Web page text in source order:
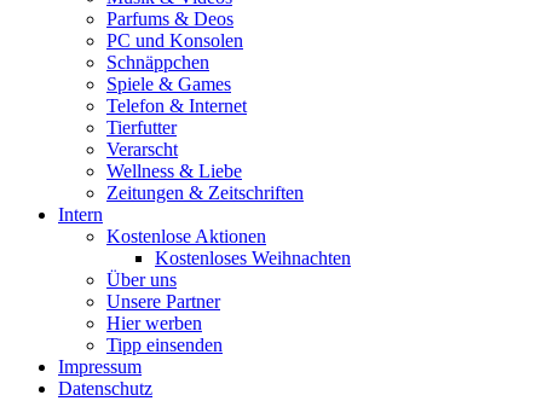
Parfums & Deos
PC und Konsolen
Schnäppchen
Spiele & Games
Telefon & Internet
Tierfutter
Verarscht
Wellness & Liebe
Zeitungen & Zeitschriften
Intern
Kostenlose Aktionen
Kostenloses Weihnachten
Über uns
Unsere Partner
Hier werben
Tipp einsenden
Impressum
Datenschutz